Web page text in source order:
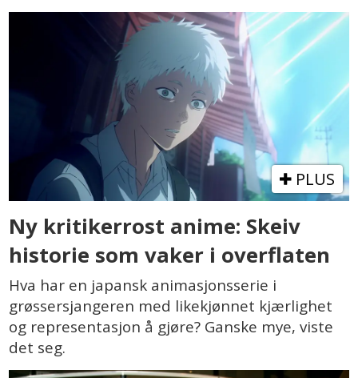
PLUS
Ny kritikerrost anime: Skeiv
historie som vaker i overflaten
Hva har en japansk animasjonsserie i
grøssersjangeren med likekjønnet kjærlighet
og representasjon å gjøre? Ganske mye, viste
det seg.